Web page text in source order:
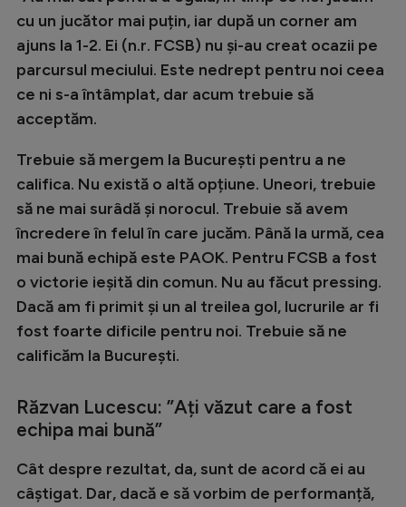
cu un jucător mai puțin, iar după un corner am
ajuns la 1-2. Ei (n.r. FCSB) nu și-au creat ocazii pe
parcursul meciului. Este nedrept pentru noi ceea
ce ni s-a întâmplat, dar acum trebuie să
acceptăm.
Trebuie să mergem la București pentru a ne
califica. Nu există o altă opțiune. Uneori, trebuie
să ne mai surâdă și norocul. Trebuie să avem
încredere în felul în care jucăm. Până la urmă, cea
mai bună echipă este PAOK. Pentru FCSB a fost
o victorie ieșită din comun. Nu au făcut pressing.
Dacă am fi primit și un al treilea gol, lucrurile ar fi
fost foarte dificile pentru noi. Trebuie să ne
calificăm la București.
Răzvan Lucescu: ”Ați văzut care a fost
echipa mai bună”
Cât despre rezultat, da, sunt de acord că ei au
câștigat. Dar, dacă e să vorbim de performanță,